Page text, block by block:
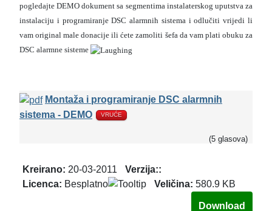
pogledajte DEMO dokument sa segmentima instalaterskog uputstva za
instalaciju i programiranje DSC alarmnih sistema i odlučiti vrijedi li
vam original male donacije ili ćete zamoliti šefa da vam plati obuku za
DSC alarmne sisteme
Montaža i programiranje DSC alarmnih
sistema - DEMO
VRUĆE
(5 glasova)
Kreirano: 20-03-2011
Verzija::
Licenca: Besplatno Veličina: 580.9 KB